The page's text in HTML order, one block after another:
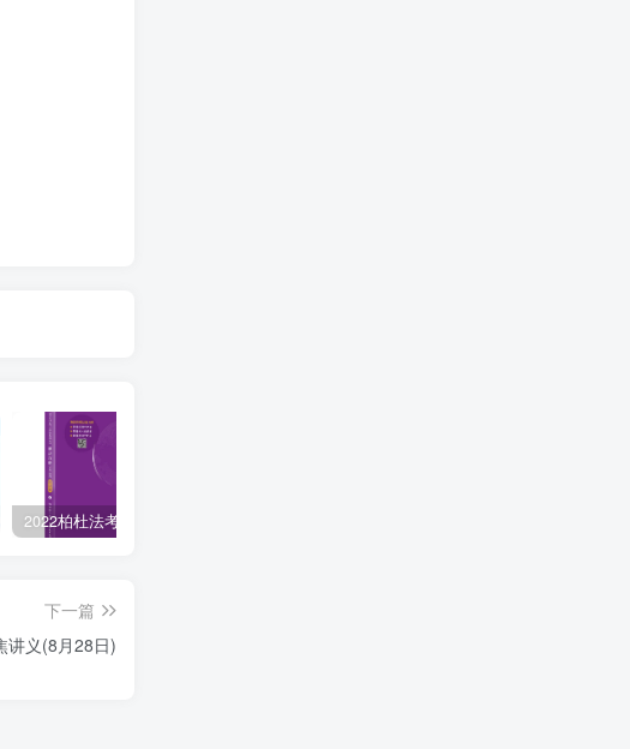
下一篇
讲义(8月28日)